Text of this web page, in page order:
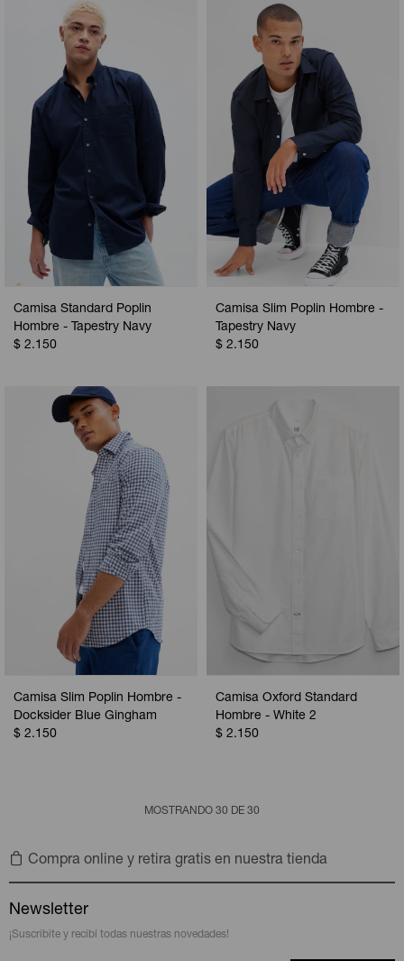
Camisa Standard Poplin
Hombre - Tapestry Navy
$ 2.150
Camisa Slim Poplin Hombre -
Tapestry Navy
$ 2.150
Camisa Slim Poplin Hombre -
Docksider Blue Gingham
$ 2.150
Camisa Oxford Standard
Hombre - White 2
$ 2.150
MOSTRANDO 30 DE 30
Compra online y retira gratis en nuestra tienda
Newsletter
¡Suscribite y recibí todas nuestras novedades!